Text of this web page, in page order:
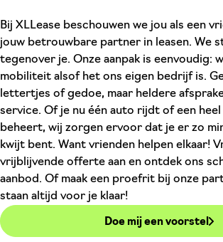
Bij XLLease beschouwen we jou als een
jouw betrouwbare partner in leasen. We
tegenover je. Onze aanpak is eenvoudig:
mobiliteit alsof het ons eigen bedrijf is.
lettertjes of gedoe, maar heldere
service. Of je nu één auto rijdt of een heel
beheert, wij zorgen ervoor dat je er zo
kwijt bent. Want vrienden helpen elkaar!
vrijblijvende offerte aan en ontdek ons
aanbod. Of maak een proefrit bij onze
staan altijd voor je klaar!
Doe mij een voorstel